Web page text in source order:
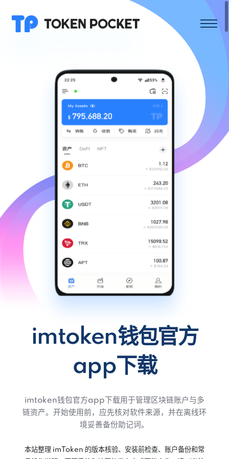
imtoken钱包官方
app下载
imtoken钱包官方app下载用于管理区块链账户与多
链资产。开始使用前，应先核对软件来源，并在离线环
境妥善备份助记词。
本站整理 imToken 的版本核验、安装前检查、账户备份和常